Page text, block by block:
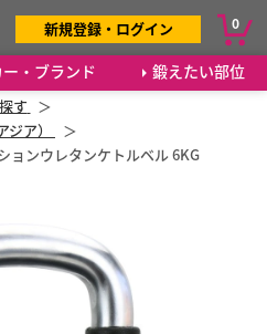
・ブランド 鍛えたい部位
新規登録・ログイン 0
す
ア）
ョンウレタンケトルベル 6KG